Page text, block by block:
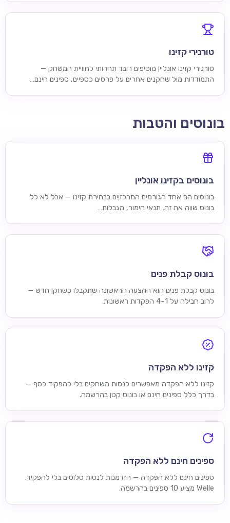
טורנירי קזינו
טורנירי קזינו אונליין מוסיפים רובד תחרותי לחוויית המשחק —
התמודדות מול שחקנים אחרים על פרסים כספיים, ספינים חינם…
בונוסים והטבות
בונוסים בקזינו אונליין
בונוסים הם אחד הגורמים המרכזיים בבחירת קזינו — אבל לא כל
בונוס שווה את זה. תנאי הימור, מגבלות…
בונוס קבלת פנים
בונוס קבלת פנים הוא ההצעה הראשונה שתקבלו כשחקן חדש —
לרוב חבילה על 1–4 הפקדות ראשונות.
קזינו ללא הפקדה
קזינו ללא הפקדה מאפשרים לנסות משחקים בלי להפקיד כסף —
בדרך כלל ספינים חינם או בונוס קטן בהרשמה.
ספינים חינם ללא הפקדה
ספינים חינם ללא הפקדה — הזדמנות לנסות סלוטים בלי להפקיד.
Welle מציע 10 ספינים בהרשמה.